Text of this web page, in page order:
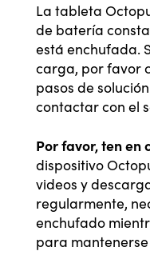
La tableta
de batería
está enchufada.
carga, por favor
pasos de
contactar con el
Por favor, ten en
dispositivo
videos y
regularmente,
enchufado
para